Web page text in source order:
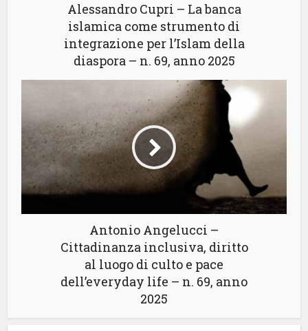
Alessandro Cupri – La banca
islamica come strumento di
integrazione per l’Islam della
diaspora – n. 69, anno 2025
Antonio Angelucci –
Cittadinanza inclusiva, diritto
al luogo di culto e pace
dell’everyday life – n. 69, anno
2025